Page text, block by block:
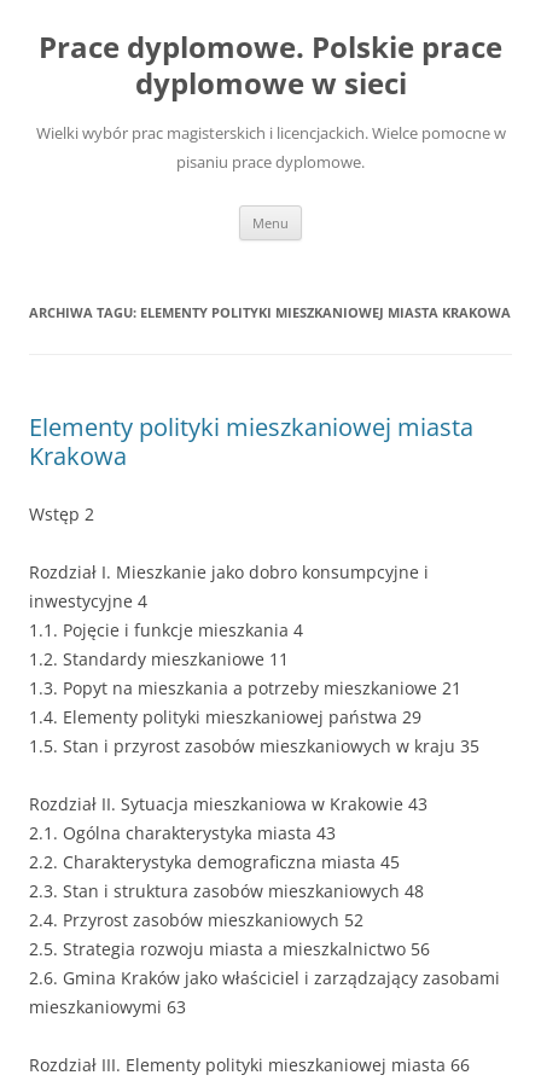
treści
Prace dyplomowe. Polskie prace
dyplomowe w sieci
Wielki wybór prac magisterskich i licencjackich. Wielce pomocne w
pisaniu prace dyplomowe.
Menu
ARCHIWA TAGU: ELEMENTY POLITYKI MIESZKANIOWEJ MIASTA KRAKOWA
Elementy polityki mieszkaniowej miasta
Krakowa
Wstęp 2
Rozdział I. Mieszkanie jako dobro konsumpcyjne i
inwestycyjne 4
1.1. Pojęcie i funkcje mieszkania 4
1.2. Standardy mieszkaniowe 11
1.3. Popyt na mieszkania a potrzeby mieszkaniowe 21
1.4. Elementy polityki mieszkaniowej państwa 29
1.5. Stan i przyrost zasobów mieszkaniowych w kraju 35
Rozdział II. Sytuacja mieszkaniowa w Krakowie 43
2.1. Ogólna charakterystyka miasta 43
2.2. Charakterystyka demograficzna miasta 45
2.3. Stan i struktura zasobów mieszkaniowych 48
2.4. Przyrost zasobów mieszkaniowych 52
2.5. Strategia rozwoju miasta a mieszkalnictwo 56
2.6. Gmina Kraków jako właściciel i zarządzający zasobami
mieszkaniowymi 63
Rozdział III. Elementy polityki mieszkaniowej miasta 66